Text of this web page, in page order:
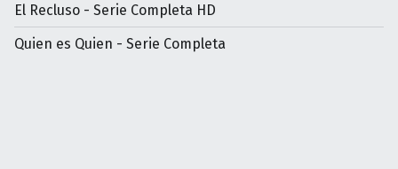
El Recluso - Serie Completa HD
Quien es Quien - Serie Completa